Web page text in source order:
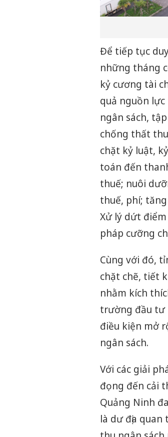
Để tiếp tục
những tháng
kỷ cương tài
quả nguồn
ngân sách,
chống thất
chặt kỷ luật,
toán đến
thuế; nuôi
thuế, phí;
Xử lý dứt
pháp cưỡng
Cùng với đó,
chặt chẽ, tiết
nhằm kích
trường đầu tư
điều kiện mở
ngân sách.
Với các giải
đọng đến cải
Quảng Ninh
là dư địa